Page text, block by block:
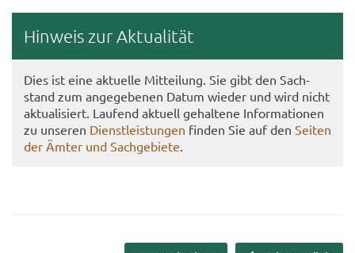
Hin­weis zur Ak­tua­li­tät
Dies ist eine ak­tu­el­le Mit­tei­lung. Sie gibt den Sach­
stand zum an­ge­ge­be­nen Datum wie­der und wird nicht
ak­tua­li­siert. Lau­fend ak­tu­ell ge­hal­te­ne In­for­ma­tio­nen
zu un­se­ren Dienst­leis­tun­gen fin­den Sie auf den Sei­ten
der Ämter und Sach­ge­bie­te.